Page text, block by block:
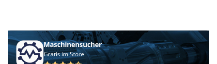
Maschinensucher
Gratis im Store